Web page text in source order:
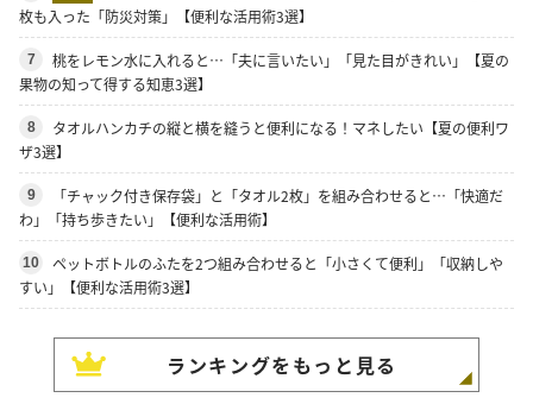
枚も入った「防災対策」【便利な活用術3選】
7
桃をレモン水に入れると…「夫に言いたい」「見た目がきれい」【夏の
果物の知って得する知恵3選】
8
タオルハンカチの縦と横を縫うと便利になる！マネしたい【夏の便利ワ
ザ3選】
9
「チャック付き保存袋」と「タオル2枚」を組み合わせると…「快適だ
わ」「持ち歩きたい」【便利な活用術】
10
ペットボトルのふたを2つ組み合わせると「小さくて便利」「収納しや
すい」【便利な活用術3選】
ランキングをもっと見る